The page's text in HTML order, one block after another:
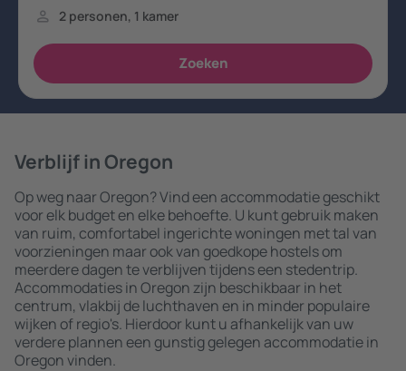
Verblijf in Oregon
Op weg naar Oregon? Vind een accommodatie geschikt
voor elk budget en elke behoefte. U kunt gebruik maken
van ruim, comfortabel ingerichte woningen met tal van
voorzieningen maar ook van goedkope hostels om
meerdere dagen te verblijven tijdens een stedentrip.
Accommodaties in Oregon zijn beschikbaar in het
centrum, vlakbij de luchthaven en in minder populaire
wijken of regio's. Hierdoor kunt u afhankelijk van uw
verdere plannen een gunstig gelegen accommodatie in
Oregon vinden.